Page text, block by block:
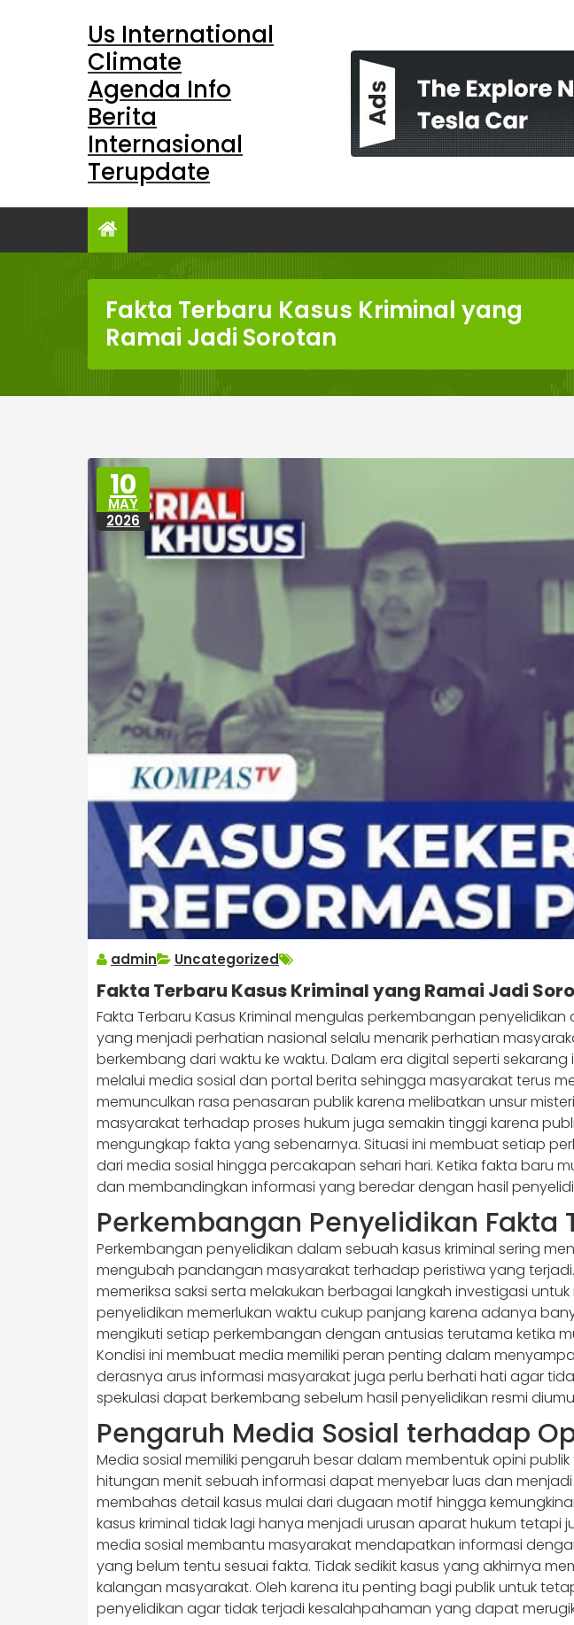
Us International
Climate
Agenda Info
Berita
Internasional
Terupdate
Fakta Terbaru Kasus Kriminal yang
Ramai Jadi Sorotan
10
MAY
2026
admin Uncategorized
Fakta Terbaru Kasus Kriminal yang Ramai Jadi
Fakta Terbaru Kasus Kriminal mengulas perkembangan
yang menjadi perhatian nasional selalu menarik perhatian
berkembang dari waktu ke waktu. Dalam era digital seperti
melalui media sosial dan portal berita sehingga masyarakat terus
memunculkan rasa penasaran publik karena melibatkan unsur
masyarakat terhadap proses hukum juga semakin tinggi karena
mengungkap fakta yang sebenarnya. Situasi ini membuat setiap
dari media sosial hingga percakapan sehari hari. Ketika fakta baru
dan membandingkan informasi yang beredar dengan hasil
Perkembangan Penyelidikan Fakta
Perkembangan penyelidikan dalam sebuah kasus kriminal sering
mengubah pandangan masyarakat terhadap peristiwa yang
memeriksa saksi serta melakukan berbagai langkah investigasi
penyelidikan memerlukan waktu cukup panjang karena adanya
mengikuti setiap perkembangan dengan antusias terutama ketika
Kondisi ini membuat media memiliki peran penting dalam
derasnya arus informasi masyarakat juga perlu berhati hati agar
spekulasi dapat berkembang sebelum hasil penyelidikan resmi
Pengaruh Media Sosial terhadap
Media sosial memiliki pengaruh besar dalam membentuk opini
hitungan menit sebuah informasi dapat menyebar luas dan
membahas detail kasus mulai dari dugaan motif hingga
kasus kriminal tidak lagi hanya menjadi urusan aparat hukum tetapi
media sosial membantu masyarakat mendapatkan informasi
yang belum tentu sesuai fakta. Tidak sedikit kasus yang akhirnya
kalangan masyarakat. Oleh karena itu penting bagi publik untuk
penyelidikan agar tidak terjadi kesalahpahaman yang dapat